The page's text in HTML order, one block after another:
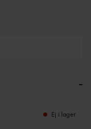
–
Ej i lager